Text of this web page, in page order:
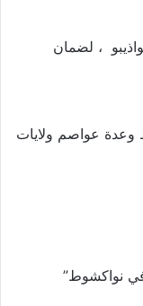
، لضمان
عواصم ولايات
الشوارع في نواكشوط”